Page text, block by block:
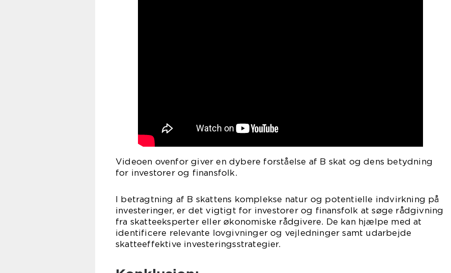
Videoen ovenfor giver en dybere forståelse af B skat og dens betydning
for investorer og finansfolk.
I betragtning af B skattens komplekse natur og potentielle indvirkning på
investeringer, er det vigtigt for investorer og finansfolk at søge rådgivning
fra skatteeksperter eller økonomiske rådgivere. De kan hjælpe med at
identificere relevante lovgivninger og vejledninger samt udarbejde
skatteeffektive investeringsstrategier.